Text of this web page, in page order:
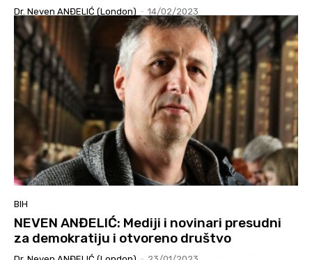
Dr. Neven ANĐELIĆ (London) - 14/02/2023
BIH
NEVEN ANĐELIĆ: Mediji i novinari presudni
za demokratiju i otvoreno društvo